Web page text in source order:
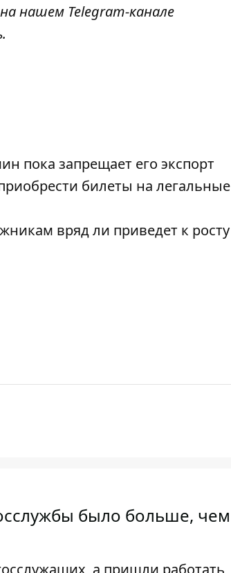
нашем Telegram-канале
.
пока запрещает его экспорт
билеты на легальные
вряд ли приведет к росту
было больше, чем